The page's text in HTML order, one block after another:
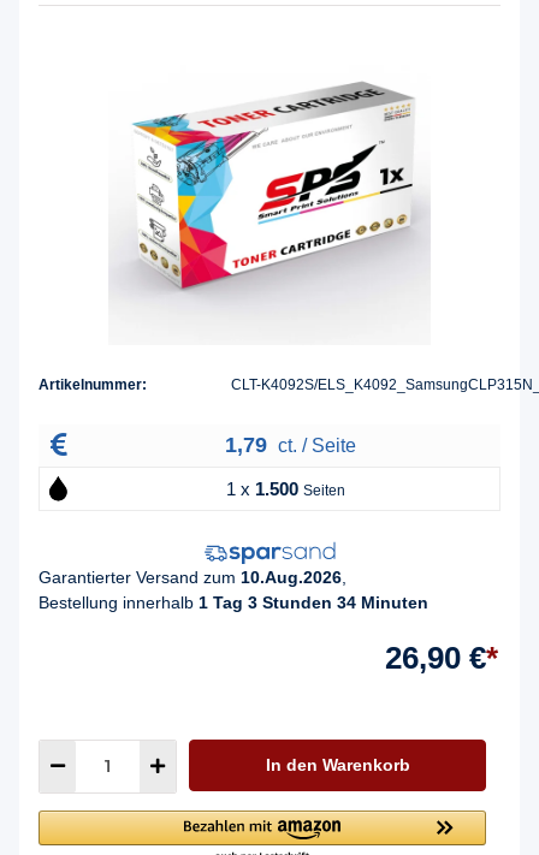
Artikelnummer: CLT-K4092S/
1,79 ct. / Seite
1 x 1.500 Seiten
Garantierter Versand zum 10.Aug.2026
Bestellung innerhalb 1 Tag 3 Stunden 34 Minuten
26,90 €*
In den Warenkorb